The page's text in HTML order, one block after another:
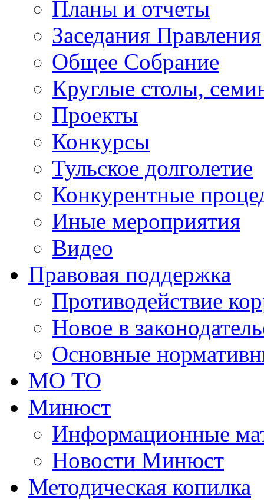
Планы и отчеты
Заседания Правления
Общее Собрание
Круглые столы,
Проекты
Конкурсы
Тульское долголетие
Конкурентные
Иные мероприятия
Видео
Правовая поддержка
Противодействие
Новое в
Основные
МО ТО
Минюст
Информационные
Новости Минюст
Методическая копилка